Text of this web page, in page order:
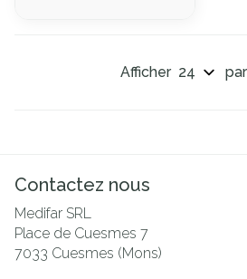
Afficher
Contactez nous
Medifar SRL
Place de Cuesmes 7
7033 Cuesmes (Mons)